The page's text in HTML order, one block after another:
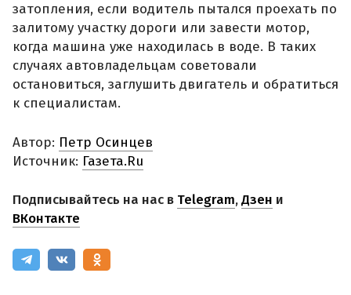
затопления, если водитель пытался проехать по
залитому участку дороги или завести мотор,
когда машина уже находилась в воде. В таких
случаях автовладельцам советовали
остановиться, заглушить двигатель и обратиться
к специалистам.
Автор: Петр Осинцев
Источник: Газета.Ru
Подписывайтесь на нас в Telegram,Дзен и
ВКонтакте